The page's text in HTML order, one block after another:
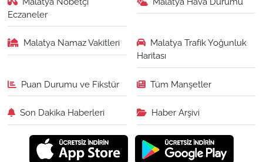
Eczaneler
Malatya Namaz Vakitleri
Malatya Trafik Yoğunluk
Haritası
Puan Durumu ve Fikstür Tüm Manşetler
Son Dakika Haberleri Haber Arşivi